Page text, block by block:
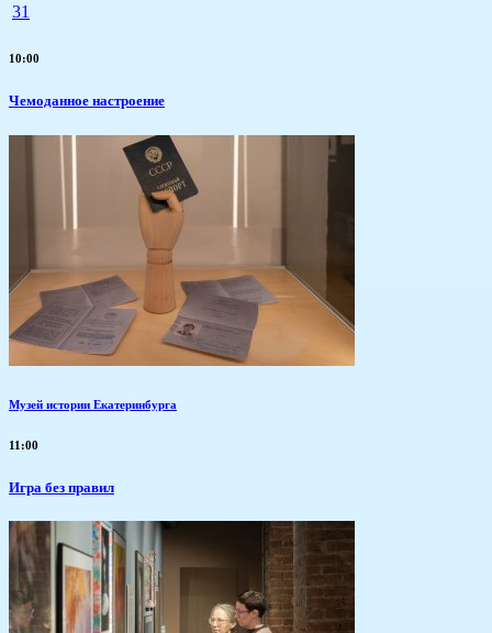
31
10:00
Чемоданное настроение
Музей истории Екатеринбурга
11:00
​Игра без правил